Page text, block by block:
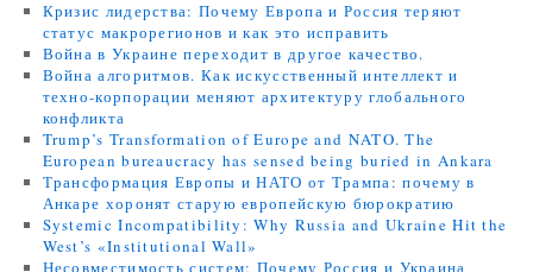
Кризис лидерства: Почему Европа и Россия теряют
статус макрорегионов и как это исправить
Война в Украине переходит в другое качество.
Война алгоритмов. Как искусственный интеллект и
техно-корпорации меняют архитектуру глобального
конфликта
Trump’s Transformation of Europe and NATO. The
European bureaucracy has sensed being buried in Ankara
Трансформация Европы и НАТО от Трампа: почему в
Анкаре хоронят старую европейскую бюрократию
Systemic Incompatibility: Why Russia and Ukraine Hit the
West’s «Institutional Wall»
Несовместимость систем: Почему Россия и Украина